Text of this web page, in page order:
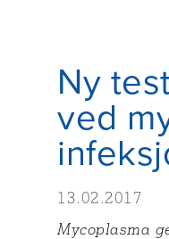
Ny
ved
13.02.2017
Mycoplasma